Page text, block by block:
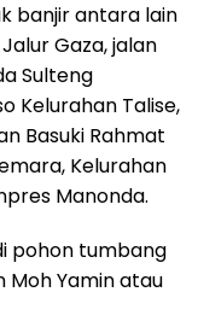
banjir antara lain
Gaza, jalan
Sulteng
Kelurahan Talise,
Basuki Rahmat
Kelurahan
Manonda.
pohon tumbang
Moh Yamin atau